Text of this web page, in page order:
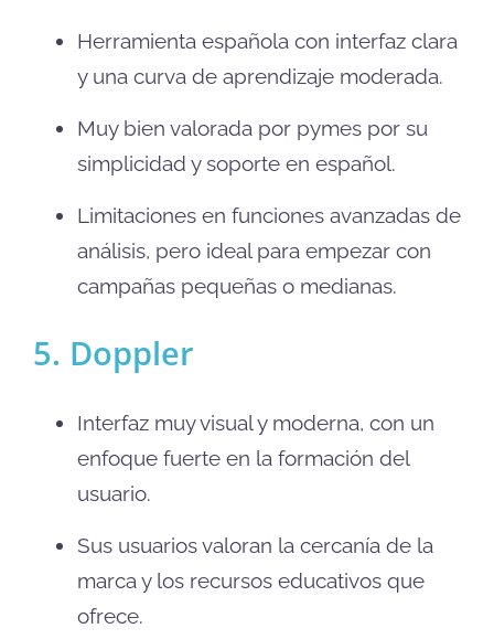
Herramienta española con interfaz clara
y una curva de aprendizaje moderada.
Muy bien valorada por pymes por su
simplicidad y soporte en español.
Limitaciones en funciones avanzadas de
análisis, pero ideal para empezar con
campañas pequeñas o medianas.
5. Doppler
Interfaz muy visual y moderna, con un
enfoque fuerte en la formación del
usuario.
Sus usuarios valoran la cercanía de la
marca y los recursos educativos que
ofrece.